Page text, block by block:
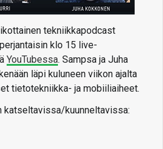
tekniikkapodcast
klo 15 live-
YouTubessa. Sampsa ja Juha
läpi kuluneen viikon ajalta
tietotekniikka- ja mobiiliaiheet.
katseltavissa/kuunneltavissa: